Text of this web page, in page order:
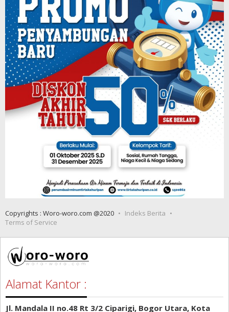
Copyrights : Woro-woro.com @2020
Indeks Berita
Terms of Service
Alamat Kantor :
Jl. Mandala II no.48 Rt 3/2 Ciparigi, Bogor Utara, Kota